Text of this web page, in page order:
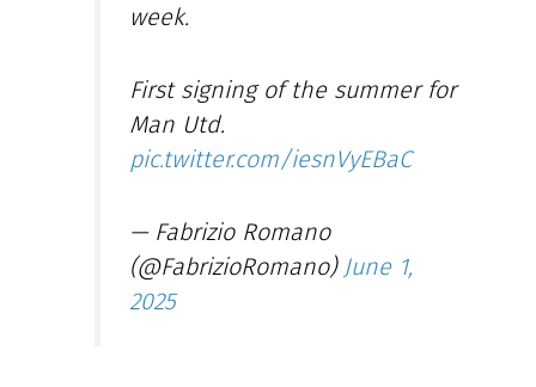
week.
First signing of the summer for
Man Utd.
pic.twitter.com/iesnVyEBaC
— Fabrizio Romano
(@FabrizioRomano) June 1,
2025